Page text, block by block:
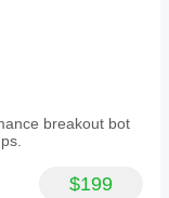
breakout bot
$199